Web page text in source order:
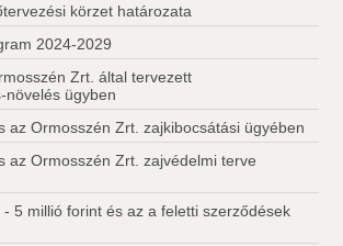
körzet határozata
2024-2029
Zrt. által tervezett
növelés ügyben
az Ormosszén Zrt. zajkibocsátási ügyében
az Ormosszén Zrt. zajvédelmi terve
- 5 millió forint és az a feletti szerződések